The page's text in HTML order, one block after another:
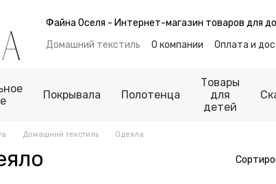
Файна Оселя - Интернет-магазин товаров для
Домашний текстиль
О компании Оплата и
Покрывала Полотенца
Товары
для
детей
Домашний текстиль Одеяла